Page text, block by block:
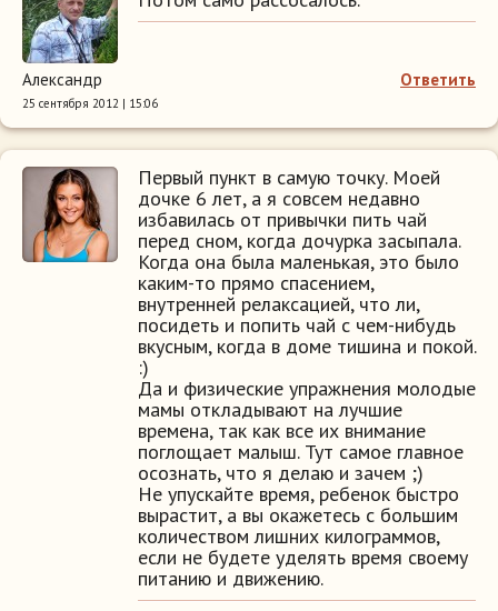
Ответить
Александр
25 сентября 2012 | 15:06
Первый пункт в самую точку. Моей
дочке 6 лет, а я совсем недавно
избавилась от привычки пить чай
перед сном, когда дочурка засыпала.
Когда она была маленькая, это было
каким-то прямо спасением,
внутренней релаксацией, что ли,
посидеть и попить чай с чем-нибудь
вкусным, когда в доме тишина и покой.
:)
Да и физические упражнения молодые
мамы откладывают на лучшие
времена, так как все их внимание
поглощает малыш. Тут самое главное
осознать, что я делаю и зачем ;)
Не упускайте время, ребенок быстро
вырастит, а вы окажетесь с большим
количеством лишних килограммов,
если не будете уделять время своему
питанию и движению.